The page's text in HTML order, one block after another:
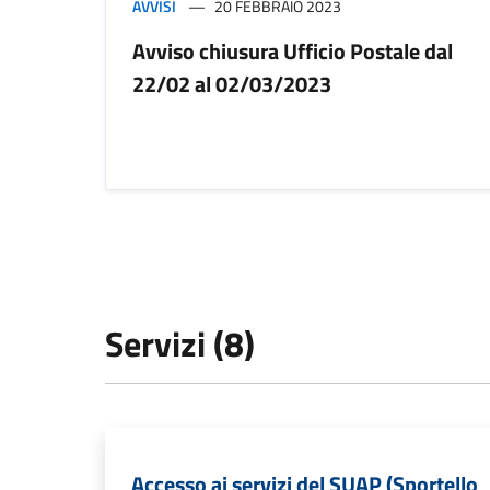
AVVISI 20 FEBBRAIO 2023
Avviso chiusura Ufficio Postale dal
22/02 al 02/03/2023
Servizi (8)